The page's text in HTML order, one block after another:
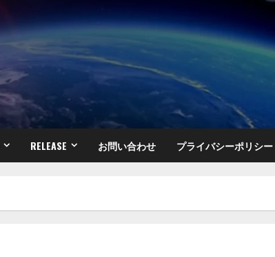
RELEASE お問い合わせ プライバシーポリシー